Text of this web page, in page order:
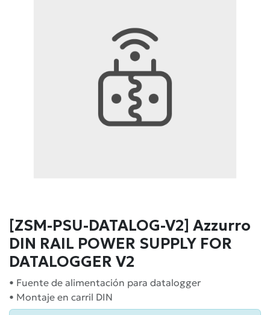
[ZSM-PSU-DATALOG-V2] Azzurro
DIN RAIL POWER SUPPLY FOR
DATALOGGER V2
• Fuente de alimentación para datalogger
• Montaje en carril DIN